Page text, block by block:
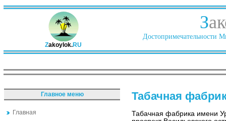
Zakoylok.RU
З
Достопримечательности
Главное меню
Главная
Табачная
Табачная фабрика имени